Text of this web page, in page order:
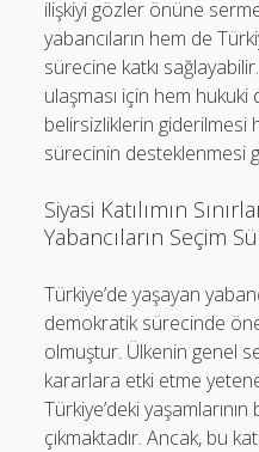
ilişkiyi gözler önüne
yabancıların hem de
sürecine katkı
ulaşması için hem
belirsizliklerin giderilmesi
sürecinin desteklenmesi
Siyasi Katılımın
Yabancıların Seçim
Türkiye’de yaşayan
demokratik sürecinde
olmuştur. Ülkenin genel
kararlara etki etme
Türkiye’deki
çıkmaktadır. Ancak, bu